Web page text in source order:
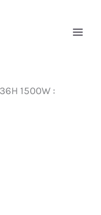
1500W :